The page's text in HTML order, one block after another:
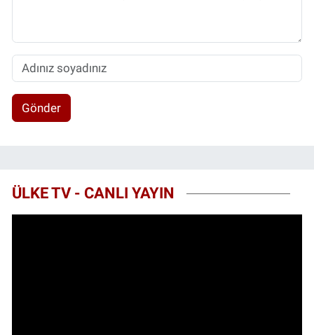
Gönder
ÜLKE TV - CANLI YAYIN